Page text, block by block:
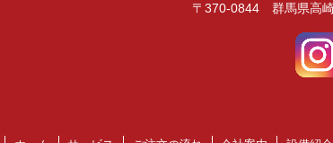
〒370-0844 群馬県高